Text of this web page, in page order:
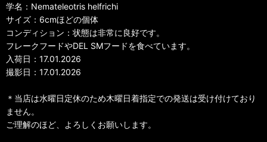
学名：Nemateleotris helfrichi
サイズ：6cmほどの個体
コンディション：状態は非常に良好です。
フレークフードやDEL SMフードを食べています。
入荷日：17.01.2026
撮影日：17.01.2026
＊当店は水曜日定休のため木曜日着指定での発送は受け付けており
ません。
ご理解のほど、よろしくお願いします。